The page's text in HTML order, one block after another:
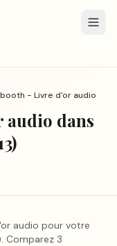
- Livre d'or audio
audio dans
)
audio pour votre
Comparez 3